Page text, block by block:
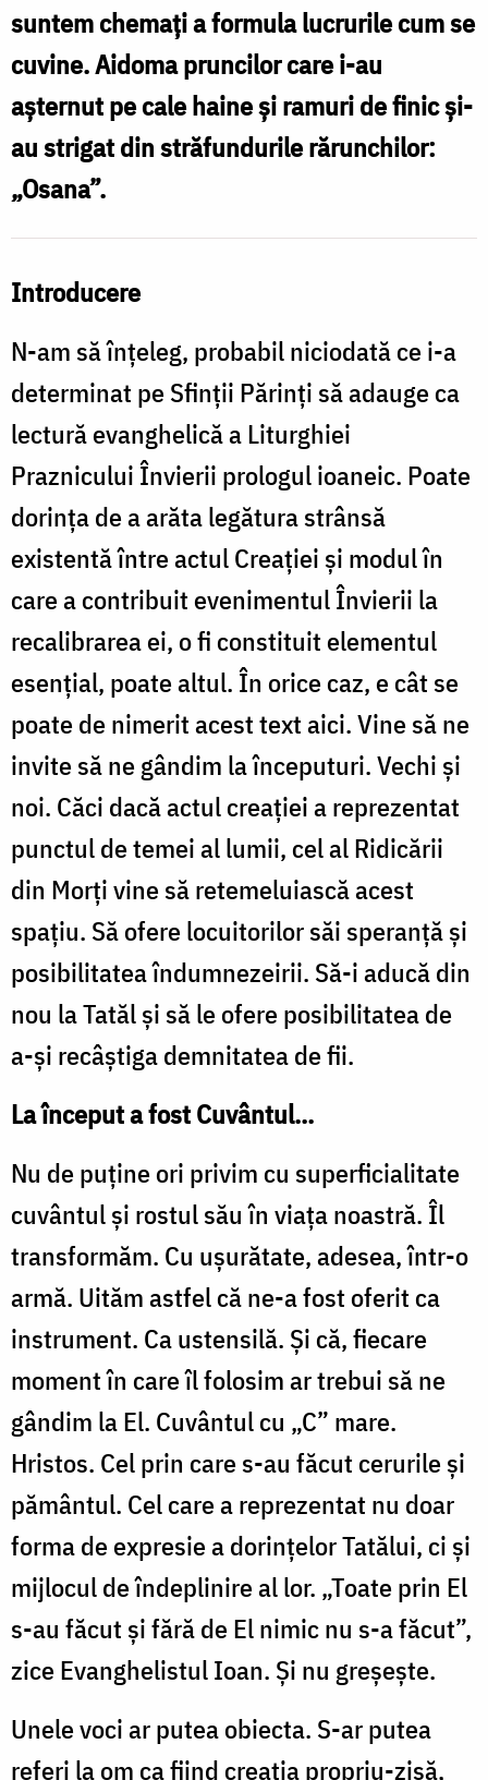
suntem chemați a formula lucrurile cum se
cuvine. Aidoma pruncilor care i-au
așternut pe cale haine și ramuri de finic și-
au strigat din străfundurile rărunchilor:
„Osana”.
Introducere
N-am să înțeleg, probabil niciodată ce i-a
determinat pe Sfinții Părinți să adauge ca
lectură evanghelică a Liturghiei
Praznicului Învierii prologul ioaneic. Poate
dorința de a arăta legătura strânsă
existentă între actul Creației și modul în
care a contribuit evenimentul Învierii la
recalibrarea ei, o fi constituit elementul
esențial, poate altul. În orice caz, e cât se
poate de nimerit acest text aici. Vine să ne
invite să ne gândim la începuturi. Vechi și
noi. Căci dacă actul creației a reprezentat
punctul de temei al lumii, cel al Ridicării
din Morți vine să retemeluiască acest
spațiu. Să ofere locuitorilor săi speranță și
posibilitatea îndumnezeirii. Să-i aducă din
nou la Tatăl și să le ofere posibilitatea de
a-și recâștiga demnitatea de fii.
La început a fost Cuvântul...
Nu de puține ori privim cu superficialitate
cuvântul și rostul său în viața noastră. Îl
transformăm. Cu ușurătate, adesea, într-o
armă. Uităm astfel că ne-a fost oferit ca
instrument. Ca ustensilă. Și că, fiecare
moment în care îl folosim ar trebui să ne
gândim la El. Cuvântul cu „C” mare.
Hristos. Cel prin care s-au făcut cerurile și
pământul. Cel care a reprezentat nu doar
forma de expresie a dorințelor Tatălui, ci și
mijlocul de îndeplinire al lor. „Toate prin El
s-au făcut și fără de El nimic nu s-a făcut”,
zice Evanghelistul Ioan. Și nu greșește.
Unele voci ar putea obiecta. S-ar putea
referi la om ca fiind creația propriu-zisă,